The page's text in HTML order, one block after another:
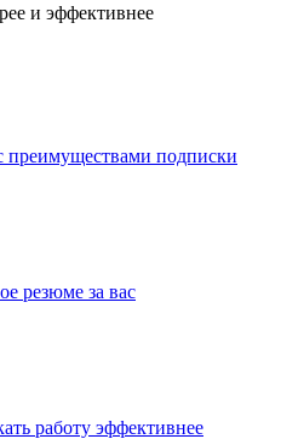
и эффективнее
преимуществами подписки
резюме за вас
работу эффективнее